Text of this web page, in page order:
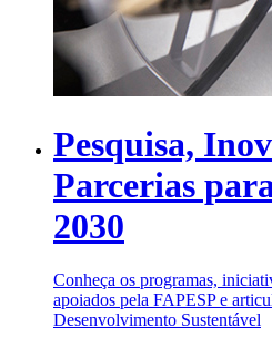
Pesquisa,
Parcerias
2030
Conheça os programas,
apoiados pela FAPESP e
Desenvolvimento Sustentável